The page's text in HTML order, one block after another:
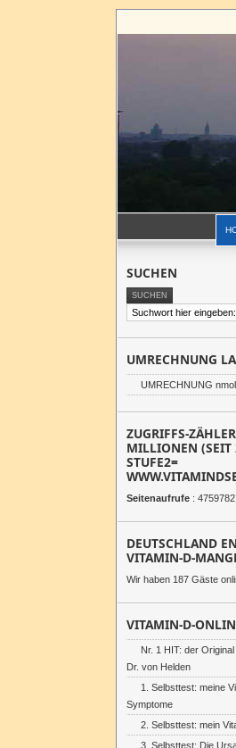
SUCHEN
UMRECHNUNG
UMRECHNUNG
ZUGRIFFS-
MILLIONEN
STUFE2=
Seitenaufrufe :
DEUTSCHLAND
VITAMIN-D-
Wir haben 187 Gäste
VITAMIN-D-
Nr. 1 HIT: der
Dr. von Helden
1. Selbsttest: meine
Symptome
2. Selbsttest: mein
3. Selbsttest: Die